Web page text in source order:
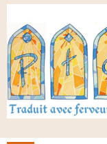
Aller
contenu
principal